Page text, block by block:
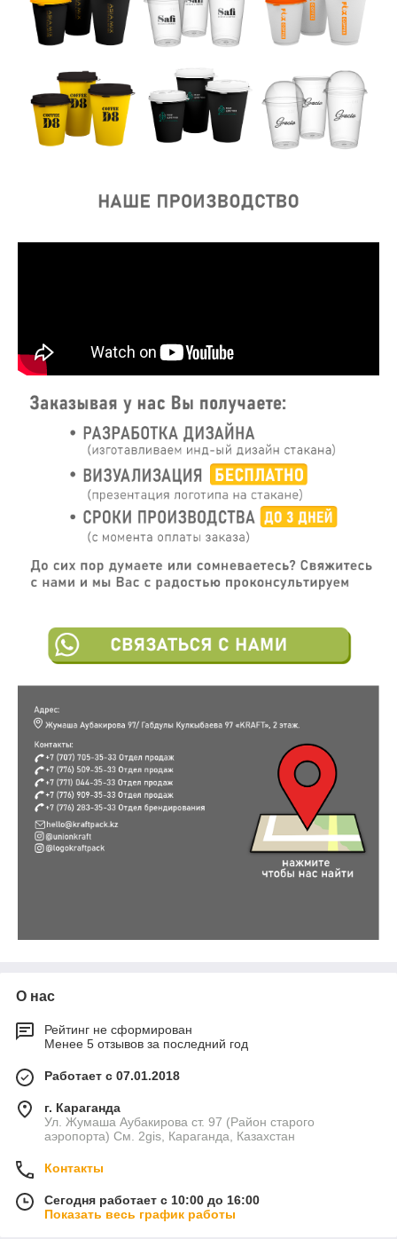
О нас
Рейтинг не сформирован
Менее 5 отзывов за последний год
Работает с 07.01.2018
г. Караганда
Ул. Жумаша Аубакирова ст. 97 (Район старого
аэропорта) См. 2gis, Караганда, Казахстан
Контакты
Сегодня работает с 10:00 до 16:00
Показать весь график работы